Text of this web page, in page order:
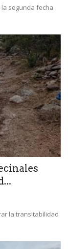
la segunda fecha
la transitabilidad